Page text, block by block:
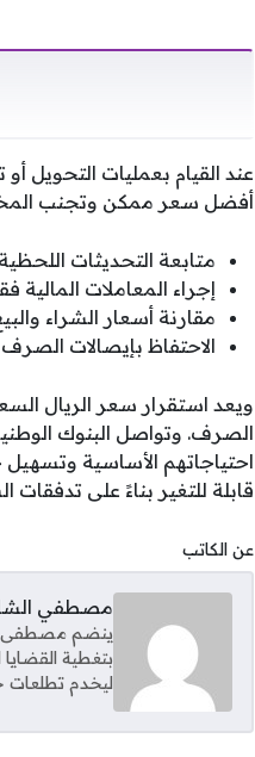
عند القيام بعمليات التحويل
أفضل سعر ممكن وتجنب
متابعة التحديثات
إجراء المعاملات المالية
مقارنة أسعار الشراء
الاحتفاظ بإيصالات
ويعد استقرار سعر الريال
الصرف. وتواصل البنوك
احتياجاتهم الأساسية وتسهيل
قابلة للتغير بناءً على
عن الكاتب
مصطفي
ينضم مصطفى
بتغطية
ليخدم تطلعات